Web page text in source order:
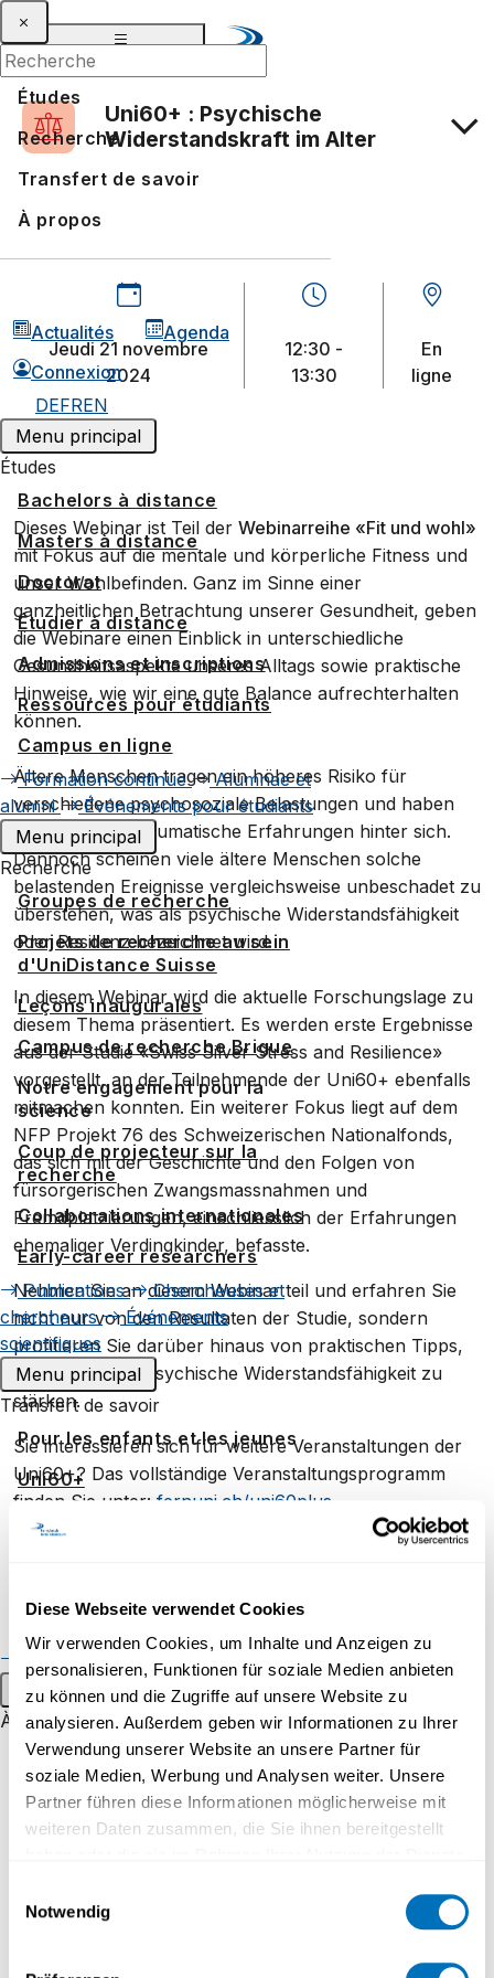
Diese Webseite verwendet Cookies
Wir verwenden Cookies, um Inhalte und Anzeigen zu
personalisieren, Funktionen für soziale Medien anbieten
zu können und die Zugriffe auf unsere Website zu
analysieren. Außerdem geben wir Informationen zu Ihrer
Verwendung unserer Website an unsere Partner für
soziale Medien, Werbung und Analysen weiter. Unsere
Partner führen diese Informationen möglicherweise mit
weiteren Daten zusammen, die Sie ihnen bereitgestellt
Notwendig
Études
Recherche
Transfert de savoir
À propos
Actualités
Agenda
Connexion
DEFREN
Menu principal
Études
Bachelors à distance
Masters à distance
Doctorat
Étudier à distance
Admissions et inscriptions
Ressources pour étudiants
Campus en ligne
Formation continue
Alumnae et
alumni
Événements pour étudiants
Menu principal
Recherche
Groupes de recherche
Projets de recherche au sein
d'UniDistance Suisse
Leçons inaugurales
Campus de recherche Brigue
Notre engagement pour la
science
Coup de projecteur sur la
recherche
Collaborations internationales
Early-career researchers
Publications
Chercheuses et
chercheurs
Événements
scientifiques
Menu principal
Transfert de savoir
Pour les enfants et les jeunes
Uni60+
Formations pour les
entreprises
Événements grand public
Menu principal
À propos
Portrait
Stratégie
Reconnaissance
Travailler à UniDistance Suisse
Uni60+ : Psychische
Widerstandskraft im Alter
jeudi 21 novembre
2024
12:30 -
13:30
En
ligne
Dieses Webinar ist Teil der Webinarreihe «Fit und wohl»
mit Fokus auf die mentale und körperliche Fitness und
unser Wohlbefinden. Ganz im Sinne einer
ganzheitlichen Betrachtung unserer Gesundheit, geben
die Webinare einen Einblick in unterschiedliche
Gesundheitsaspekte unseres Alltags sowie praktische
Hinweise, wie wir eine gute Balance aufrechterhalten
können.
Ältere Menschen tragen ein höheres Risiko für
verschiedene psychosoziale Belastungen und haben
oft zahlreiche traumatische Erfahrungen hinter sich.
Dennoch scheinen viele ältere Menschen solche
belastenden Ereignisse vergleichsweise unbeschadet zu
überstehen, was als psychische Widerstandsfähigkeit
oder Resilienz bezeichnet wird.
In diesem Webinar wird die aktuelle Forschungslage zu
diesem Thema präsentiert. Es werden erste Ergebnisse
aus der Studie «Swiss Silver Stress and Resilience»
vorgestellt, an der Teilnehmende der Uni60+ ebenfalls
mitmachen konnten. Ein weiterer Fokus liegt auf dem
NFP Projekt 76 des Schweizerischen Nationalfonds,
das sich mit der Geschichte und den Folgen von
fürsorgerischen Zwangsmassnahmen und
Fremdplatzierungen, einschliesslich der Erfahrungen
ehemaliger Verdingkinder, befasste.
Nehmen Sie an diesem Webinar teil und erfahren Sie
nicht nur von den Resultaten der Studie, sondern
profitieren Sie darüber hinaus von praktischen Tipps,
um Ihre eigene psychische Widerstandsfähigkeit zu
stärken.
Sie interessieren sich für weitere Veranstaltungen der
Uni60+? Das vollständige Veranstaltungsprogramm
finden Sie unter: fernuni.ch/uni60plus